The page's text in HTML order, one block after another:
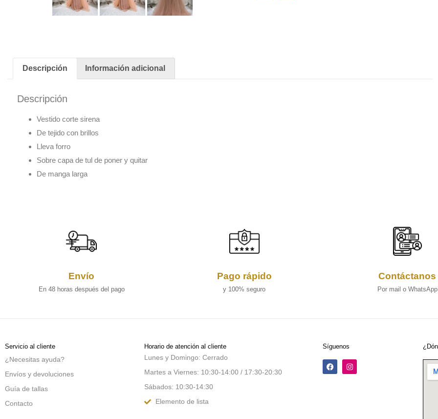
Descripción Información adicional
Descripción
Vestido corte sirena
De tejido con brillos
Lleva forro
Sobre capa de tul de poner y quitar
De manga larga
Envío
En 48 horas después del pago
Pago rápido
y 100% seguro
Contáctanos
Por mail o WhatsApp
Servicio al cliente
¿Necesitas ayuda?
Envíos y devoluciones
Guía de tallas
Contacto
Horario de atención al cliente
Lunes y Domingo: Cerrado
Martes a Viernes: 10:30-14:00 / 17:30-20:30
Sábados: 10:30-14:30
Elemento de lista
Síguenos